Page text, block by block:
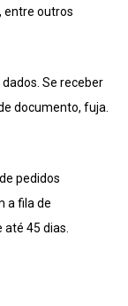
entre outros
Se receber
documento, fuja.
pedidos
a fila de
até 45 dias.